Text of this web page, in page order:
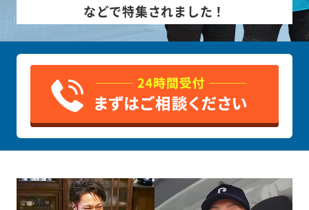
などで特集されました！